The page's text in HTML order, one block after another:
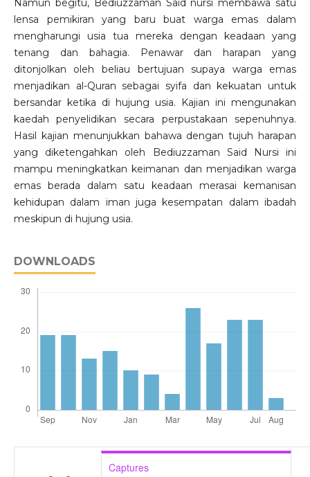
Namun begitu, Bediuzzaman Said nursi membawa satu
lensa pemikiran yang baru buat warga emas dalam
mengharungi usia tua mereka dengan keadaan yang
tenang dan bahagia. Penawar dan harapan yang
ditonjolkan oleh beliau bertujuan supaya warga emas
menjadikan al-Quran sebagai syifa dan kekuatan untuk
bersandar ketika di hujung usia. Kajian ini mengunakan
kaedah penyelidikan secara perpustakaan sepenuhnya.
Hasil kajian menunjukkan bahawa dengan tujuh harapan
yang diketengahkan oleh Bediuzzaman Said Nursi ini
mampu meningkatkan keimanan dan menjadikan warga
emas berada dalam satu keadaan merasai kemanisan
kehidupan dalam iman juga kesempatan dalam ibadah
meskipun di hujung usia.
DOWNLOADS
Captures